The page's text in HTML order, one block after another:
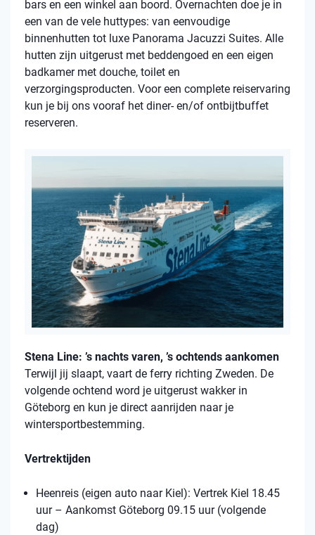
bars en een winkel aan boord. Overnachten doe je in
een van de vele huttypes: van eenvoudige
binnenhutten tot luxe Panorama Jacuzzi Suites. Alle
hutten zijn uitgerust met beddengoed en een eigen
badkamer met douche, toilet en
verzorgingsproducten. Voor een complete reiservaring
kun je bij ons vooraf het diner- en/of ontbijtbuffet
reserveren.
Stena Line: ’s nachts varen, ’s ochtends aankomen
Terwijl jij slaapt, vaart de ferry richting Zweden. De
volgende ochtend word je uitgerust wakker in
Göteborg en kun je direct aanrijden naar je
wintersportbestemming.
Vertrektijden
Heenreis (eigen auto naar Kiel): Vertrek Kiel 18.45
uur – Aankomst Göteborg 09.15 uur (volgende
dag)